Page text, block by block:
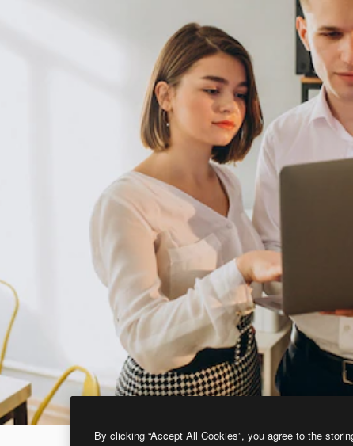
By clicking “Accept All Cookies”, you agree to the